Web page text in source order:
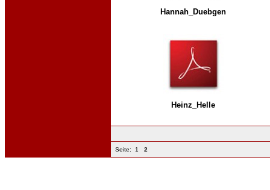
Hannah_Duebgen
Heinz_Helle
Seite: 1 2